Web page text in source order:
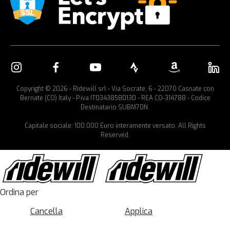
Copyright © 2026 - Ridewill srl - Via Socrate, 6 - 22070 Casnate con
Bernate (CO) Italy - P.iva IT03438580130 - REA CO-314788 - Codice
Destinatario SUBM70N.
Capitale sociale: 100.000 Euro interamente versato. All Rights
Reserved.
Ordina per
Cancella
Applica